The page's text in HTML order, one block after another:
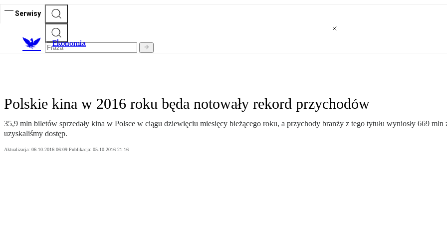
Serwisy
Ekonomia
Polskie kina w 2016 roku będa notowały rekord przychodów
35,9 mln biletów sprzedały kina w Polsce w ciągu dziewięciu miesięcy bieżącego roku, a przychody branży z tego tytułu wyniosły 669
uzyskaliśmy dostęp.
Aktualizacja: 06.10.2016 06:09 Publikacja: 05.10.2016 21:16